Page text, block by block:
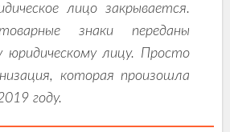
лицо закрывается.
знаки переданы
юридическому лицу. Просто
которая произошла
году.